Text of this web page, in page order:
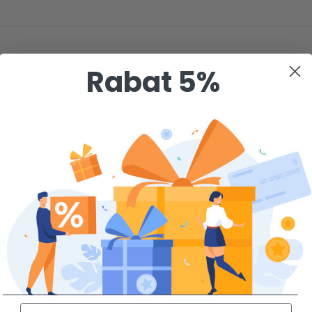
Magazyn centralny Sklep Warszawa -
483 Na zamówienie
Rabat 5%